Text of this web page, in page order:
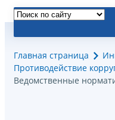
Главная страница
Противодействие
Ведомственные